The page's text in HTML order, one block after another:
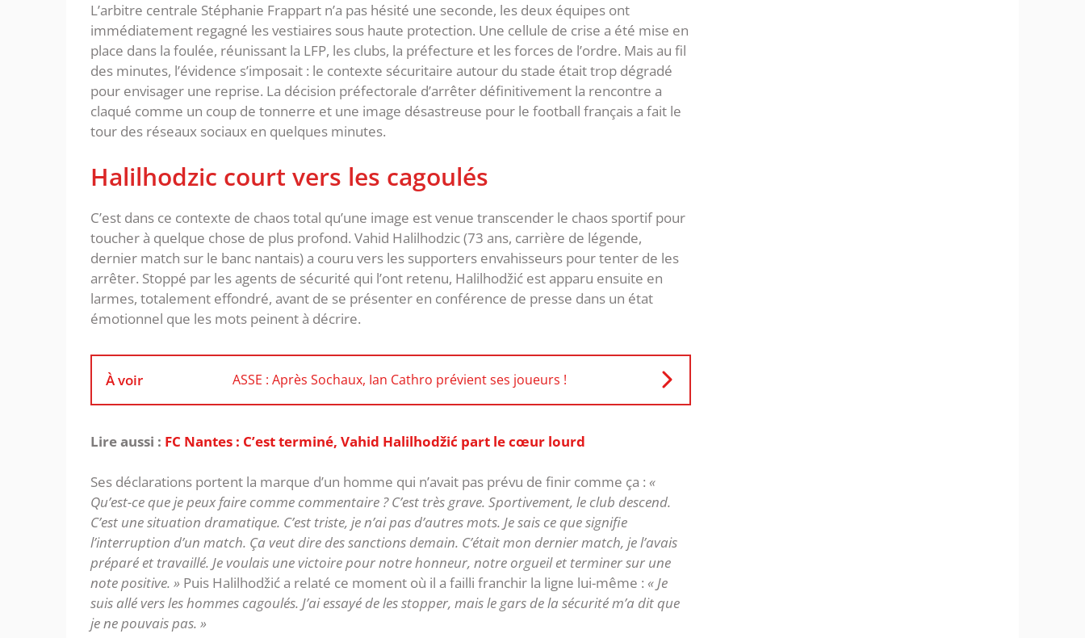
‎L’arbitre centrale Stéphanie Frappart n’a pas hésité une seconde, les deux équipes ont
immédiatement regagné les vestiaires sous haute protection. Une cellule de crise a été mise en
place dans la foulée, réunissant la LFP, les clubs, la préfecture et les forces de l’ordre. Mais au fil
des minutes, l’évidence s’imposait : le contexte sécuritaire autour du stade était trop dégradé
pour envisager une reprise. La décision préfectorale d’arrêter définitivement la rencontre a
claqué comme un coup de tonnerre et une image désastreuse pour le football français a fait le
tour des réseaux sociaux en quelques minutes.
‎Halilhodzic court vers les cagoulés
‎C’est dans ce contexte de chaos total qu’une image est venue transcender le chaos sportif pour
toucher à quelque chose de plus profond. Vahid Halilhodzic (73 ans, carrière de légende,
dernier match sur le banc nantais) a couru vers les supporters envahisseurs pour tenter de les
arrêter. Stoppé par les agents de sécurité qui l’ont retenu, Halilhodžić est apparu ensuite en
larmes, totalement effondré, avant de se présenter en conférence de presse dans un état
émotionnel que les mots peinent à décrire.
À voir ASSE : Après Sochaux, Ian Cathro prévient ses joueurs !
Lire aussi : FC Nantes : C’est terminé, Vahid Halilhodžić part le cœur lourd
‎Ses déclarations portent la marque d’un homme qui n’avait pas prévu de finir comme ça : «
Qu’est-ce que je peux faire comme commentaire ? C’est très grave. Sportivement, le club descend.
C’est une situation dramatique. C’est triste, je n’ai pas d’autres mots. Je sais ce que signifie
l’interruption d’un match. Ça veut dire des sanctions demain. C’était mon dernier match, je l’avais
préparé et travaillé. Je voulais une victoire pour notre honneur, notre orgueil et terminer sur une
note positive. » Puis Halilhodžić a relaté ce moment où il a failli franchir la ligne lui-même : « Je
suis allé vers les hommes cagoulés. J’ai essayé de les stopper, mais le gars de la sécurité m’a dit que
je ne pouvais pas. »